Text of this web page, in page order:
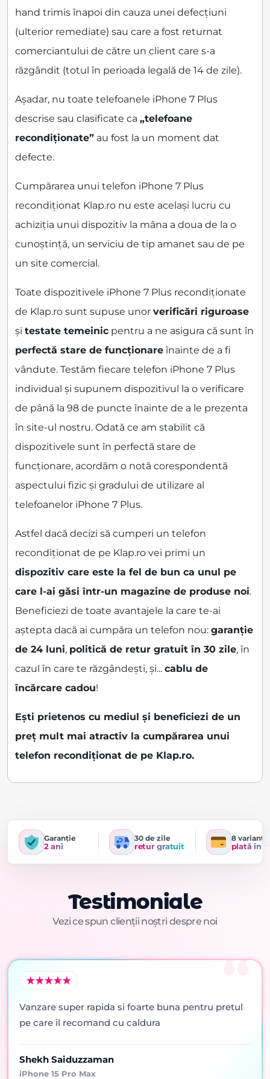
hand trimis înapoi din cauza unei defecțiuni
(ulterior remediate) sau care a fost returnat
comerciantului de către un client care s-a
răzgândit (totul în perioada legală de 14 de zile).
Așadar, nu toate telefoanele iPhone 7 Plus
descrise sau clasificate ca „telefoane
recondiționate” au fost la un moment dat
defecte.
Cumpărarea unui telefon iPhone 7 Plus
recondiționat Klap.ro nu este același lucru cu
achiziția unui dispozitiv la mâna a doua de la o
cunoștință, un serviciu de tip amanet sau de pe
un site comercial.
Toate dispozitivele iPhone 7 Plus recondiționate
de Klap.ro sunt supuse unor verificări riguroase
și testate temeinic pentru a ne asigura că sunt în
perfectă stare de funcționare înainte de a fi
vândute. Testăm fiecare telefon iPhone 7 Plus
individual și supunem dispozitivul la o verificare
de până la 98 de puncte înainte de a le prezenta
în site-ul nostru. Odată ce am stabilit că
dispozitivele sunt în perfectă stare de
funcționare, acordăm o notă corespondentă
aspectului fizic și gradului de utilizare al
telefoanelor iPhone 7 Plus.
Astfel dacă decizi să cumperi un telefon
recondiționat de pe Klap.ro vei primi un
dispozitiv care este la fel de bun ca unul pe
care l-ai găsi într-un magazine de produse noi.
Beneficiezi de toate avantajele la care te-ai
aștepta dacă ai cumpăra un telefon nou: garanție
de 24 luni, politică de retur gratuit în 30 zile, în
cazul în care te răzgândești, și... cablu de
încărcare cadou!
Ești prietenos cu mediul și beneficiezi de un
preț mult mai atractiv la cumpărarea unui
telefon recondiționat de pe Klap.ro.
Garanție
2 ani
30 de zile
retur gratuit
8 variante
plată în
Testimoniale
Vezi ce spun clienții noștri despre noi
Vanzare super rapida si foarte buna pentru pretul
pe care il recomand cu caldura
Shekh Saiduzzaman
iPhone 15 Pro Max